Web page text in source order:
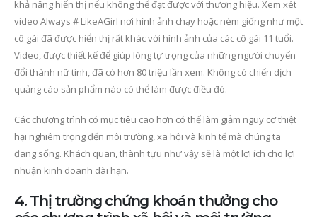
khả năng hiển thị nếu không thể đạt được với thương hiệu. Xem xét
video Always # LikeAGirl nơi hình ảnh chạy hoặc ném giống như một
cô gái đã được hiển thị rất khác với hình ảnh của các cô gái 11 tuổi.
Video, được thiết kế để giúp lòng tự trọng của những người chuyển
đổi thành nữ tính, đã có hơn 80 triệu lần xem. Không có chiến dịch
quảng cáo sản phẩm nào có thể làm được điều đó.
Các chương trình có mục tiêu cao hơn có thể làm giảm nguy cơ thiệt
hại nghiêm trọng đến môi trường, xã hội và kinh tế mà chúng ta
đang sống. Khách quan, thành tựu như vậy sẽ là một lợi ích cho lợi
nhuận kinh doanh dài hạn.
4. Thị trường chứng khoán thưởng cho